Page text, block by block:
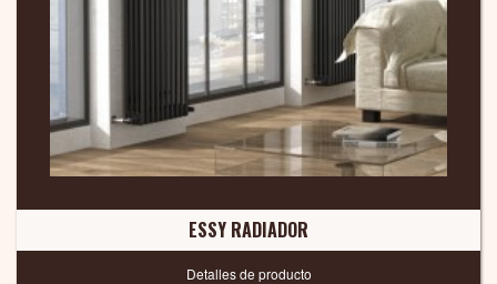
ESSY RADIADOR
Detalles de producto